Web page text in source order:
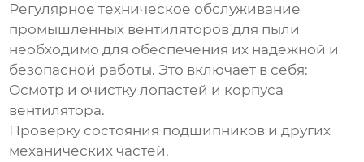
Регулярное техническое обслуживание
промышленных вентиляторов для пыли
необходимо для обеспечения их надежной и
безопасной работы. Это включает в себя:
Осмотр и очистку лопастей и корпуса
вентилятора.
Проверку состояния подшипников и других
механических частей.